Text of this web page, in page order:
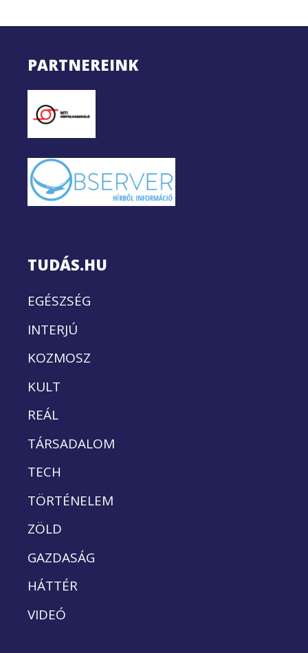
PARTNEREINK
TUDÁS.HU
EGÉSZSÉG
INTERJÚ
KOZMOSZ
KULT
REÁL
TÁRSADALOM
TECH
TÖRTÉNELEM
ZÖLD
GAZDASÁG
HÁTTÉR
VIDEÓ